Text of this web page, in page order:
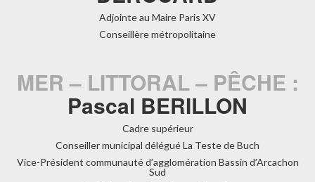
Adjointe au Maire Paris XV
Conseillère métropolitaine
MER – LITTORAL – PÊCHE :
Pascal BERILLON
Cadre supérieur
Conseiller municipal délégué La Teste de Buch
Vice-Président communauté d’agglomération Bassin d’Arcachon
Sud